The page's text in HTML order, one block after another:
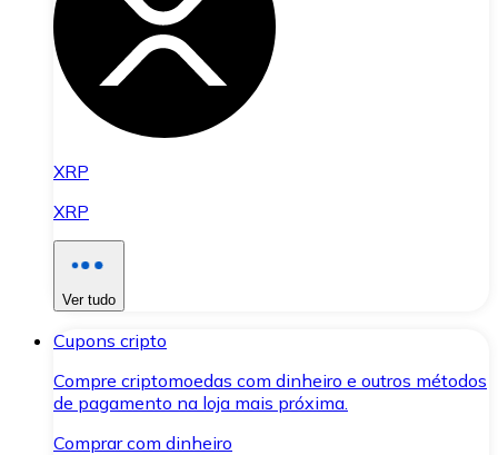
XRP
XRP
Ver tudo
Cupons cripto
Compre criptomoedas com dinheiro e outros métodos
de pagamento na loja mais próxima.
Comprar com dinheiro